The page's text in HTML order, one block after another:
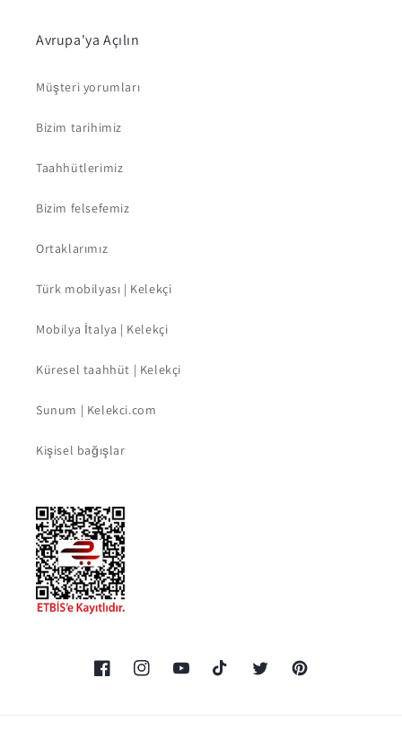
Avrupa'ya Açılın
Müşteri yorumları
Bizim tarihimiz
Taahhütlerimiz
Bizim felsefemiz
Ortaklarımız
Türk mobilyası | Kelekçi
Mobilya İtalya | Kelekçi
Küresel taahhüt | Kelekçi
Sunum | Kelekci.com
Kişisel bağışlar
FacebookInstagramYouTubeTikTok TwitterPinterest